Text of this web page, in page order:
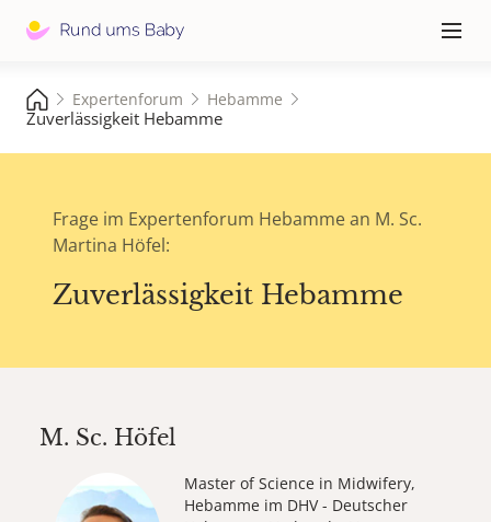
≡
Expertenforum Hebamme
Zuverlässigkeit Hebamme
Frage im Expertenforum Hebamme an M. Sc.
Martina Höfel:
Zuverlässigkeit Hebamme
M. Sc. Höfel
Master of Science in Midwifery,
Hebamme im DHV - Deutscher